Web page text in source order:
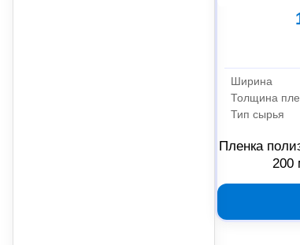
Ширина
Толщина
Тип сырья
Пленка
200